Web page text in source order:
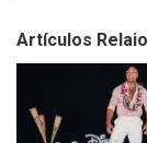
Artículos